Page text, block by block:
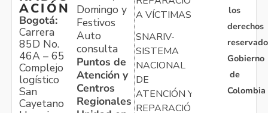
ACIÓN
Bogotá:
Carrera
85D No.
46A – 65
Complejo
logístico
San
Cayetano
Domingo y
Festivos
Auto
consulta
Puntos de
Atención y
Centros
Regionales
A VÍCTIMAS
SNARIV-
SISTEMA
NACIONAL
DE
ATENCIÓN Y
REPARACIÓN
los
derechos
Gobierno
de
Colombia